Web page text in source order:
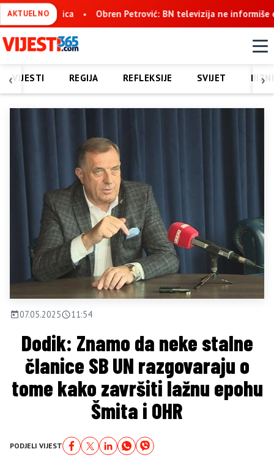
AKTUELNOBN televizija ne informiše objektivno, već pokušava da
‹ ›
VIJESTI REGIJA REFLEKSIJE SVIJET
07.05.2025 11:54
Dodik: Znamo da neke stalne
članice SB UN razgovaraju o
tome kako završiti lažnu epohu
Šmita i OHR
PODJELI VIJEST